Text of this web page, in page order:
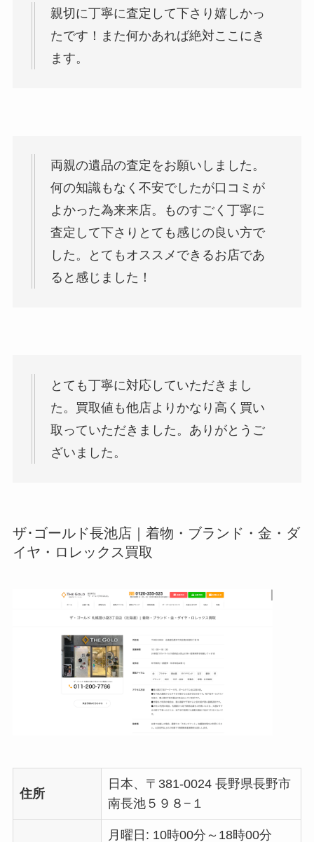
親切に丁寧に査定して下さり嬉しかっ
たです！また何かあれば絶対ここにき
ます。
両親の遺品の査定をお願いしました。
何の知識もなく不安でしたが口コミが
よかった為来来店。ものすごく丁寧に
査定して下さりとても感じの良い方で
した。とてもオススメできるお店であ
ると感じました！
とても丁寧に対応していただきまし
た。買取値も他店よりかなり高く買い
取っていただきました。ありがとうご
ざいました。
ザ･ゴールド長池店｜着物・ブランド・金・ダ
イヤ・ロレックス買取
住所
日本、〒381-0024 長野県長野市
南長池５９８−１
月曜日: 10時00分～18時00分